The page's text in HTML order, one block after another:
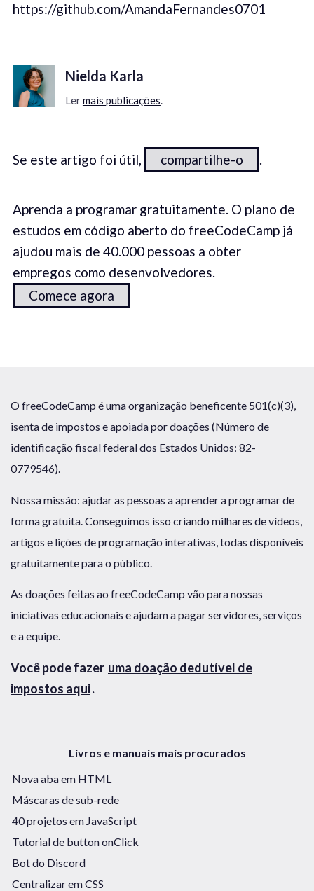
https://github.com/AmandaFernandes0701
Nielda Karla
Lermais publicações.
Se este artigo foi útil, compartilhe-o .
Aprenda a programar gratuitamente. O plano de
estudos em código aberto do freeCodeCamp já
ajudou mais de 40.000 pessoas a obter
empregos como desenvolvedores.
Comece agora
O freeCodeCamp é uma organização beneficente 501(c)(3),
isenta de impostos e apoiada por doações (Número de
identificação fiscal federal dos Estados Unidos: 82-
0779546).
Nossa missão: ajudar as pessoas a aprender a programar de
forma gratuita. Conseguimos isso criando milhares de vídeos,
artigos e lições de programação interativas, todas disponíveis
gratuitamente para o público.
As doações feitas ao freeCodeCamp vão para nossas
iniciativas educacionais e ajudam a pagar servidores, serviços
e a equipe.
Você pode fazer uma doação dedutível de
impostos aqui.
Livros e manuais mais procurados
Nova aba em HTML
Máscaras de sub-rede
40 projetos em JavaScript
Tutorial de button onClick
Bot do Discord
Centralizar em CSS